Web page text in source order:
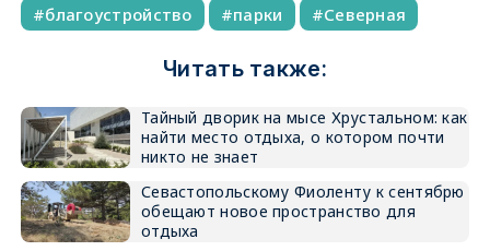
благоустройство парки Северная
Читать также:
Тайный дворик на мысе Хрустальном: как
найти место отдыха, о котором почти
никто не знает
Севастопольскому Фиоленту к сентябрю
обещают новое пространство для
отдыха